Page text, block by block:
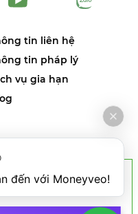
tin liên hệ
tin pháp lý
vụ gia hạn
21 Nguyễn Trung Ngạn,
Chứng Nhận Đăng Ký Kinh
Đầu tư TP.HCM cấp lần đầu
nút Đăng ký ở trên, bạn chấp
nhằm nâng cao
tiếp tục sử
đến với Moneyveo!